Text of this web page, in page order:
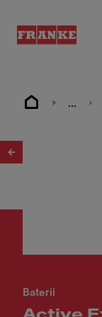
...
Baterii